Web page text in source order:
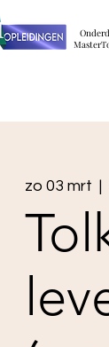
zo 03 mrt
  |